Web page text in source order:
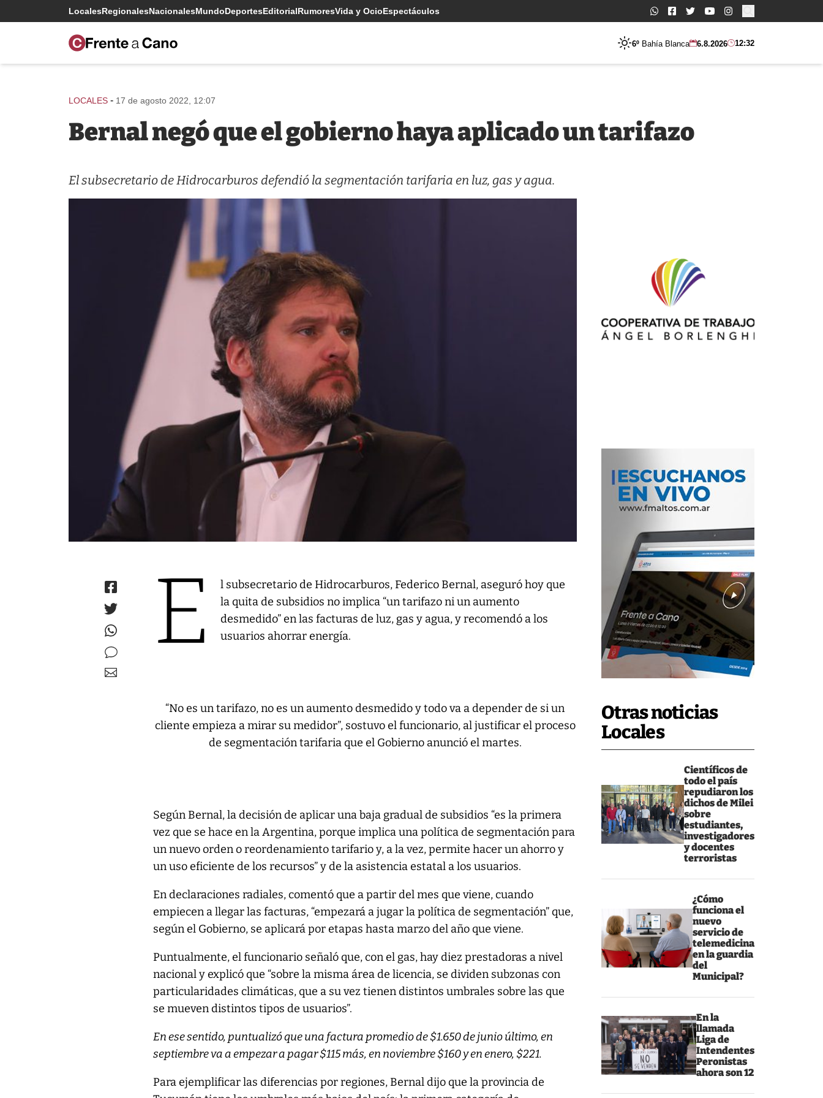
LocalesRegionalesNacionalesMundoDeportesEditorialRumoresVida y OcioEspectáculos Buscar:
6º Bahía Blanca 6.8.2026 12:32
Otras noticias
Locales
Científicos de
todo el país
repudiaron los
dichos de Milei
sobre
estudiantes,
investigadores
y docentes
terroristas
¿Cómo
funciona el
nuevo
servicio de
telemedicina
en la guardia
del
Municipal?
En la
llamada
Liga de
Intendentes
Peronistas
ahora son 12
LOCALES - 17 de agosto 2022, 12:07
Bernal negó que el gobierno haya aplicado un tarifazo
El subsecretario de Hidrocarburos defendió la segmentación tarifaria en luz, gas y agua.
E
l subsecretario de Hidrocarburos, Federico Bernal, aseguró hoy que
la quita de subsidios no implica “un tarifazo ni un aumento
desmedido” en las facturas de luz, gas y agua, y recomendó a los
usuarios ahorrar energía.
“No es un tarifazo, no es un aumento desmedido y todo va a depender de si un
cliente empieza a mirar su medidor”, sostuvo el funcionario, al justificar el proceso
de segmentación tarifaria que el Gobierno anunció el martes.
Según Bernal, la decisión de aplicar una baja gradual de subsidios “es la primera
vez que se hace en la Argentina, porque implica una política de segmentación para
un nuevo orden o reordenamiento tarifario y, a la vez, permite hacer un ahorro y
un uso eficiente de los recursos” y de la asistencia estatal a los usuarios.
En declaraciones radiales, comentó que a partir del mes que viene, cuando
empiecen a llegar las facturas, “empezará a jugar la política de segmentación” que,
según el Gobierno, se aplicará por etapas hasta marzo del año que viene.
Puntualmente, el funcionario señaló que, con el gas, hay diez prestadoras a nivel
nacional y explicó que “sobre la misma área de licencia, se dividen subzonas con
particularidades climáticas, que a su vez tienen distintos umbrales sobre las que
se mueven distintos tipos de usuarios”.
En ese sentido, puntualizó que una factura promedio de $1.650 de junio último, en
septiembre va a empezar a pagar $115 más, en noviembre $160 y en enero, $221.
Para ejemplificar las diferencias por regiones, Bernal dijo que la provincia de